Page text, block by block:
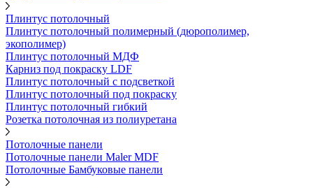
Плинтус потолочный
Плинтус потолочный полимерный (дюрополимер,
экополимер)
Плинтус потолочный МДФ
Карниз под покраску LDF
Плинтус потолочный с подсветкой
Плинтус потолочный под покраску
Плинтус потолочный гибкий
Розетка потолочная из полиуретана
Потолочные панели
Потолочные панели Maler MDF
Потолочные Бамбуковые панели